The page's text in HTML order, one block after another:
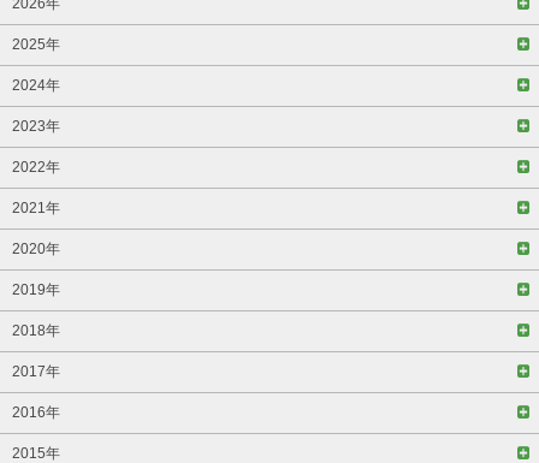
2025年
2024年
2023年
2022年
2021年
2020年
2019年
2018年
2017年
2016年
2015年